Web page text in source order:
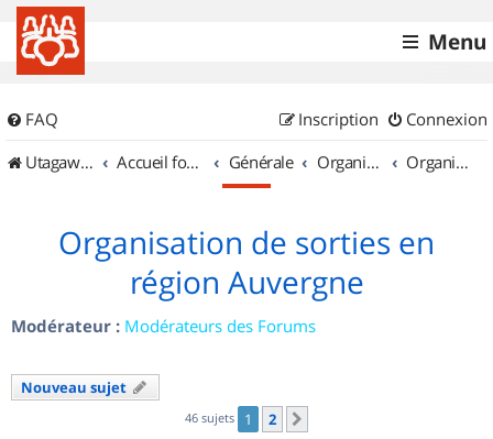
Menu
FAQ Connexion
Inscription
UtagawaVTT (Randos VTT et VTTAE avec traces GPS)
Accueil forum Générale Organisation de sorties & Recherche de partenaires Organisation de sorties en région Auvergne
Organisation de sorties en
région Auvergne
Modérateur : Modérateurs des Forums
Nouveau sujet
46 sujets 1 2